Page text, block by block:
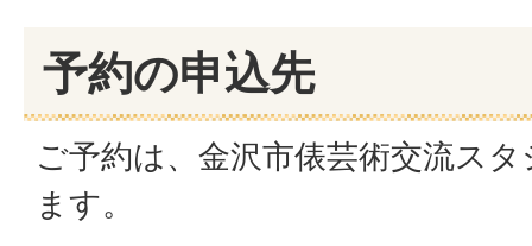
予約の申込先
ご予約は、金沢市俵芸術交流ス
ます。